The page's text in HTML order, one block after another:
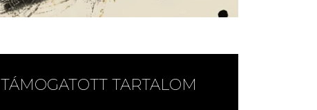
TÁMOGATOTT TARTALOM